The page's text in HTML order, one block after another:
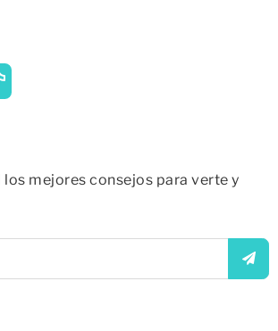
los mejores consejos para verte y